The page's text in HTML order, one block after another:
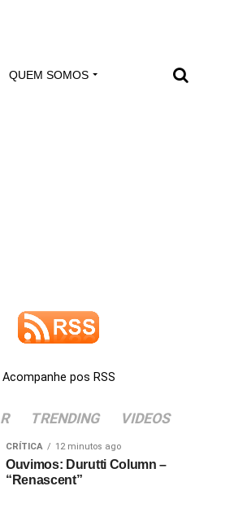
QUEM SOMOS
Acompanhe pos RSS
TRENDING VIDEOS
CRÍTICA 12 minutos ago
Ouvimos: Durutti Column –
“Renascent”